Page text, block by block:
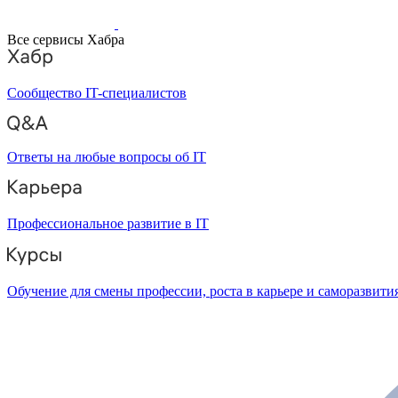
Все сервисы Хабра
Сообщество IT-специалистов
Ответы на любые вопросы об IT
Профессиональное развитие в IT
Обучение для смены профессии, роста в карьере и